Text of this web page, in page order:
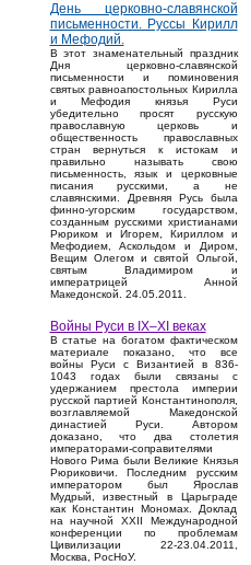
День церковно-славянской
письменности. Руссы Кирилл
и Мефодий.
В этот знаменательный праздник
Дня церковно-славянской
письменности и поминовения
святых равноапостольных Кирилла
и Мефодия князья Руси
убедительно просят русскую
православную церковь и
общественность православных
стран вернуться к истокам и
правильно называть свою
письменность, язык и церковные
писания русскими, а не
славянскими. Древняя Русь была
финно-угорским государством,
созданным русскими христианами
Рюриком и Игорем, Кириллом и
Мефодием, Аскольдом и Диром,
Вещим Олегом и святой Ольгой,
святым Владимиром и
императрицей Анной
Македонской. 24.05.2011.
Войны Руси в IX–XI веках
В статье на богатом фактическом
материале показано, что все
войны Руси с Византией в 836-
1043 годах были связаны с
удержанием престола империи
русской партией Константинополя,
возглавляемой Македонской
династией Руси. Автором
доказано, что два столетия
императорами-соправителями
Нового Рима были Великие Князья
Рюриковичи. Последним русским
императором был Ярослав
Мудрый, известный в Царьграде
как Константин Мономах. Доклад
на научной XXII Международной
конференции по проблемам
Цивилизации 22-23.04.2011,
Москва, РосНоУ.